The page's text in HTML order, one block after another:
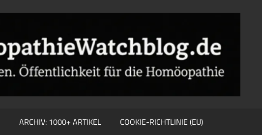
ARCHIV: 1000+ ARTIKEL
COOKIE-RICHTLINIE (EU)